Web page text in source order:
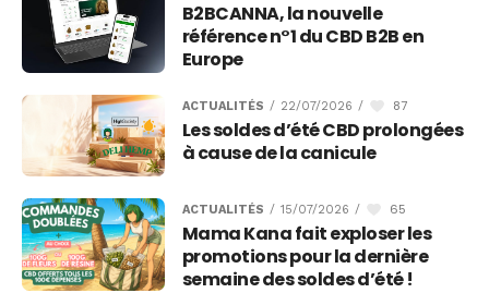
B2BCANNA, la nouvelle
référence n°1 du CBD B2B en
Europe
ACTUALITÉS / 22/07/2026 / 87
Les soldes d’été CBD prolongées
à cause de la canicule
ACTUALITÉS / 15/07/2026 / 65
Mama Kana fait exploser les
promotions pour la dernière
semaine des soldes d’été !